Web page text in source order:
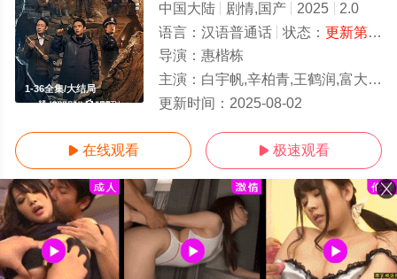
1-36全集/大结局
中国大陆 剧情,国产 2025
2.0
语言： 汉语普通话 状态： 更新第36集
导演： 惠楷栋
主演： 白宇帆,辛柏青,王鹤润,富大龙,尤勇智,刘凯,姬他,刘怡潼,胡明,王莎
更新时间： 2025-08-02
 在线观看  极速观看